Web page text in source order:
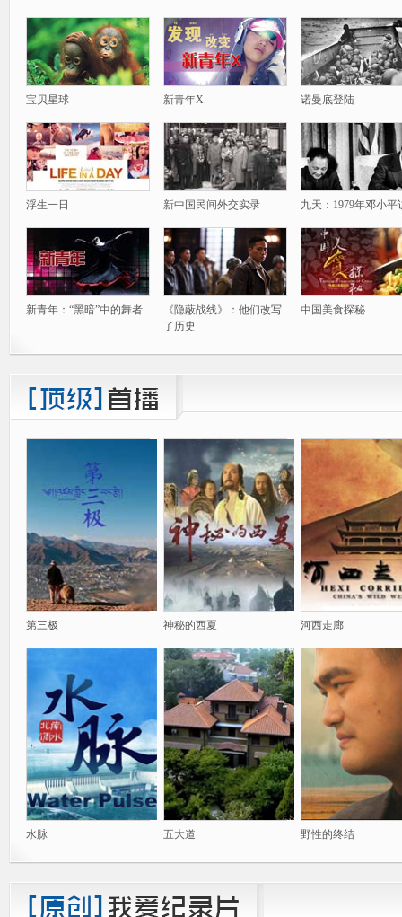
宝贝星球 新青年X 诺曼底登陆
浮生一日 新中国民间外交实录 九天：1979年邓小平
新青年：“黑暗”中的舞者
《隐蔽战线》：他们改写
了历史
中国美食探秘
第三极 神秘的西夏 河西走廊
水脉 五大道 野性的终结